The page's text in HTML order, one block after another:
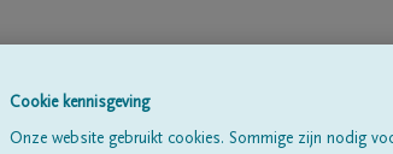
in
Cookie kennisgeving
Onze website gebruikt cookies. Sommige zijn nodig